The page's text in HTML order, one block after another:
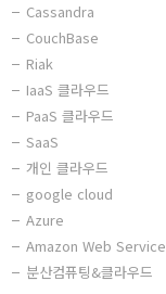
Cassandra
CouchBase
Riak
IaaS 클라우드
PaaS 클라우드
SaaS
개인 클라우드
google cloud
Azure
Amazon Web Service
분산컴퓨팅&클라우드